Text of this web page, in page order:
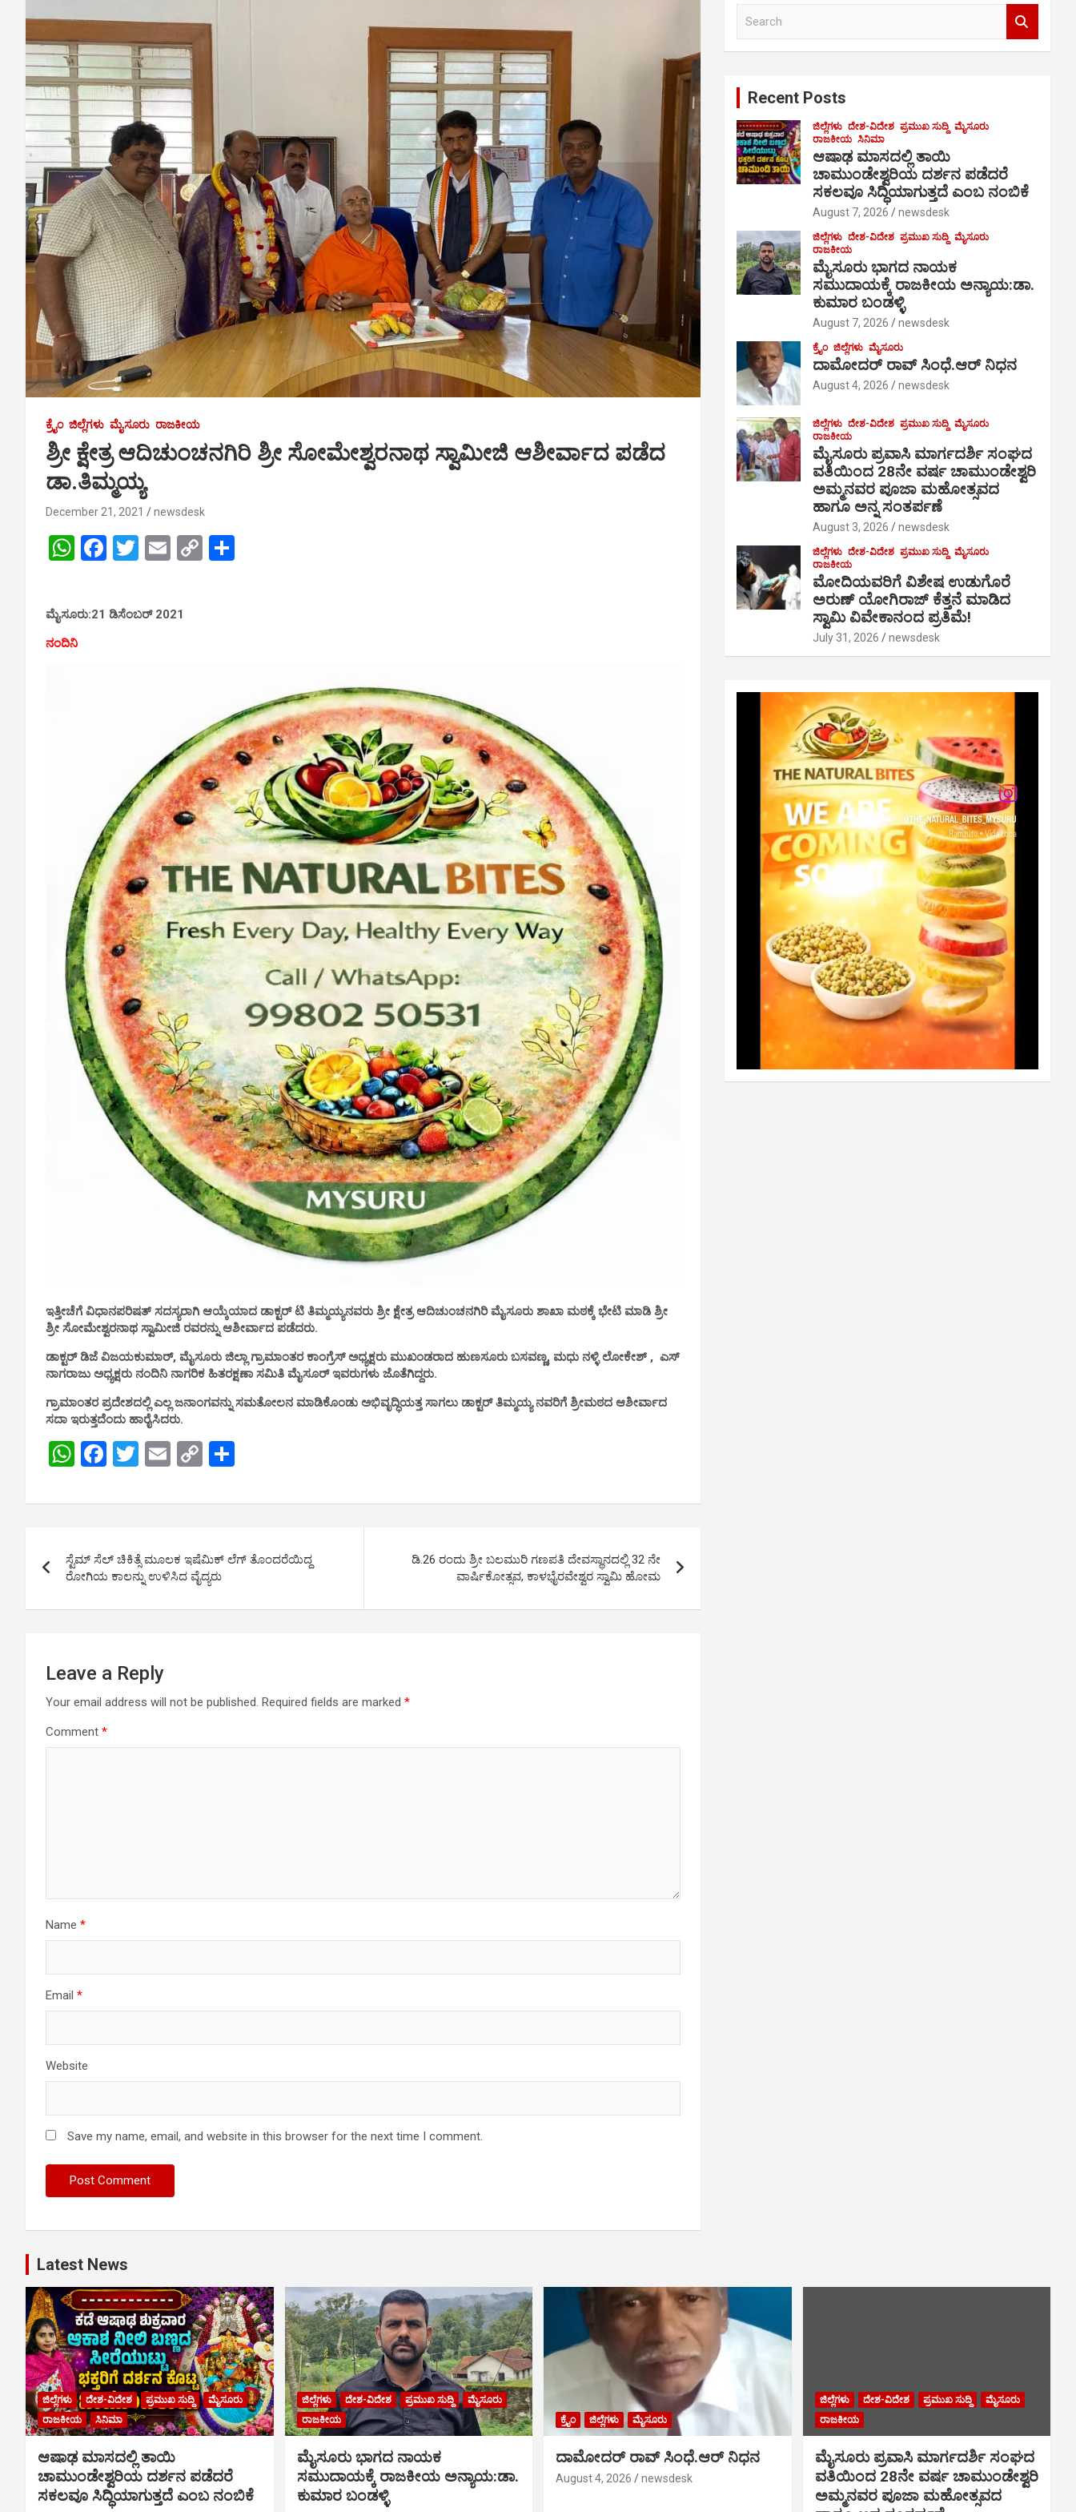
ಕ್ರೈಂ ಜಿಲ್ಲೆಗಳು ಮೈಸೂರು ರಾಜಕೀಯ
ಶ್ರೀ ಕ್ಷೇತ್ರ ಆದಿಚುಂಚನಗಿರಿ ಶ್ರೀ ಸೋಮೇಶ್ವರನಾಥ ಸ್ವಾಮೀಜಿ ಆಶೀರ್ವಾದ ಪಡೆದ
ಡಾ.ತಿಮ್ಮಯ್ಯ
December 21, 2021 newsdesk
W
s
A
F
b
T
er
E
C
ಮೈಸೂರು:21 ಡಿಸೆಂಬರ್ 2021
ನಂದಿನಿ
ಇತ್ತೀಚೆಗೆ ವಿಧಾನಪರಿಷತ್ ಸದಸ್ಯರಾಗಿ ಆಯ್ಕೆಯಾದ ಡಾಕ್ಟರ್ ಟಿ ತಿಮ್ಮಯ್ಯನವರು ಶ್ರೀ ಕ್ಷೇತ್ರ ಆದಿಚುಂಚನಗಿರಿ ಮೈಸೂರು ಶಾಖಾ ಮಠಕ್ಕೆ ಭೇಟಿ ಮಾಡಿ ಶ್ರೀ
ಶ್ರೀ ಸೋಮೇಶ್ವರನಾಥ ಸ್ವಾಮೀಜಿ ರವರನ್ನು ಆಶೀರ್ವಾದ ಪಡೆದರು.
ಡಾಕ್ಟರ್ ಡಿಜೆ ವಿಜಯಕುಮಾರ್, ಮೈಸೂರು ಜಿಲ್ಲಾ ಗ್ರಾಮಾಂತರ ಕಾಂಗ್ರೆಸ್ ಅಧ್ಯಕ್ಷರು ಮುಖಂಡರಾದ ಹುಣಸೂರು ಬಸವಣ್ಣ, ಮಧು ನಳ್ಳಿ ಲೋಕೇಶ್ , ಎಸ್
ನಾಗರಾಜು ಅಧ್ಯಕ್ಷರು ನಂದಿನಿ ನಾಗರಿಕ ಹಿತರಕ್ಷಣಾ ಸಮಿತಿ ಮೈಸೂರ್ ಇವರುಗಳು ಜೊತೆಗಿದ್ದರು.
ಗ್ರಾಮಾಂತರ ಪ್ರದೇಶದಲ್ಲಿ ಎಲ್ಲ ಜನಾಂಗವನ್ನು ಸಮತೋಲನ ಮಾಡಿಕೊಂಡು ಅಭಿವೃದ್ಧಿಯತ್ತ ಸಾಗಲು ಡಾಕ್ಟರ್ ತಿಮ್ಮಯ್ಯ ನವರಿಗೆ ಶ್ರೀಮಠದ ಆಶೀರ್ವಾದ
ಸದಾ ಇರುತ್ತದೆಂದು ಹಾರೈಸಿದರು.
W
at
A
p
p
F
ce
o
o
k
T
tt
E
ail
C
py
n
k
ar
navigation
ಸ್ಟೆಮ್ ಸೆಲ್ ಚಿಕಿತ್ಸೆ ಮೂಲಕ ಇಷೆಮಿಕ್ ಲೆಗ್ ತೊಂದರೆಯಿದ್ದ
ರೋಗಿಯ ಕಾಲನ್ನು ಉಳಿಸಿದ ವೈದ್ಯರು
ಡಿ.26 ರಂದು ಶ್ರೀ ಬಲಮುರಿ ಗಣಪತಿ ದೇವಸ್ಥಾನದಲ್ಲಿ 32 ನೇ
ವಾರ್ಷಿಕೋತ್ಸವ, ಕಾಳಭೈರವೇಶ್ವರ ಸ್ವಾಮಿ ಹೋಮ
Leave a Reply
Your email address will not be published. Required fields are marked *
Comment *
Name *
Email *
Website
Save my name, email, and website in this browser for the next time I comment.
Recent Posts
ಜಿಲ್ಲೆಗಳು ದೇಶ-ವಿದೇಶ ಪ್ರಮುಖ ಸುದ್ದಿ ಮೈಸೂರು
ರಾಜಕೀಯ ಸಿನಿಮಾ
ಆಷಾಢ ಮಾಸದಲ್ಲಿ ತಾಯಿ
ಚಾಮುಂಡೇಶ್ವರಿಯ ದರ್ಶನ ಪಡೆದರೆ
ಸಕಲವೂ ಸಿದ್ಧಿಯಾಗುತ್ತದೆ ಎಂಬ ನಂಬಿಕೆ
August 7, 2026 newsdesk
ಜಿಲ್ಲೆಗಳು ದೇಶ-ವಿದೇಶ ಪ್ರಮುಖ ಸುದ್ದಿ ಮೈಸೂರು
ರಾಜಕೀಯ
ಮೈಸೂರು ಭಾಗದ ನಾಯಕ
ಸಮುದಾಯಕ್ಕೆ ರಾಜಕೀಯ ಅನ್ಯಾಯ:ಡಾ.
ಕುಮಾರ ಬಂಡಳ್ಳಿ
August 7, 2026 newsdesk
ಕ್ರೈಂ ಜಿಲ್ಲೆಗಳು ಮೈಸೂರು
ದಾಮೋದರ್ ರಾವ್ ಸಿಂಧೆ.ಆರ್ ನಿಧನ
August 4, 2026 newsdesk
ಜಿಲ್ಲೆಗಳು ದೇಶ-ವಿದೇಶ ಪ್ರಮುಖ ಸುದ್ದಿ ಮೈಸೂರು
ರಾಜಕೀಯ
ಮೈಸೂರು ಪ್ರವಾಸಿ ಮಾರ್ಗದರ್ಶಿ ಸಂಘದ
ವತಿಯಿಂದ 28ನೇ ವರ್ಷ ಚಾಮುಂಡೇಶ್ವರಿ
ಅಮ್ಮನವರ ಪೂಜಾ ಮಹೋತ್ಸವದ
ಹಾಗೂ ಅನ್ನ ಸಂತರ್ಪಣೆ
August 3, 2026 newsdesk
ಜಿಲ್ಲೆಗಳು ದೇಶ-ವಿದೇಶ ಪ್ರಮುಖ ಸುದ್ದಿ ಮೈಸೂರು
ರಾಜಕೀಯ
ಮೋದಿಯವರಿಗೆ ವಿಶೇಷ ಉಡುಗೊರೆ
ಅರುಣ್ ಯೋಗಿರಾಜ್ ಕೆತ್ತನೆ ಮಾಡಿದ
ಸ್ವಾಮಿ ವಿವೇಕಾನಂದ ಪ್ರತಿಮೆ!
July 31, 2026 newsdesk
Latest News
ಜಿಲ್ಲೆಗಳು ದೇಶ-ವಿದೇಶ ಪ್ರಮುಖ ಸುದ್ದಿ
ಮೈಸೂರು
ರಾಜಕೀಯ
ಸಿನಿಮಾ
ಆಷಾಢ ಮಾಸದಲ್ಲಿ ತಾಯಿ
ಚಾಮುಂಡೇಶ್ವರಿಯ ದರ್ಶನ ಪಡೆದರೆ
ಸಕಲವೂ ಸಿದ್ಧಿಯಾಗುತ್ತದೆ ಎಂಬ ನಂಬಿಕೆ
ಜಿಲ್ಲೆಗಳು ದೇಶ-ವಿದೇಶ ಪ್ರಮುಖ ಸುದ್ದಿ
ಮೈಸೂರು
ರಾಜಕೀಯ
ಮೈಸೂರು ಭಾಗದ ನಾಯಕ
ಸಮುದಾಯಕ್ಕೆ ರಾಜಕೀಯ ಅನ್ಯಾಯ:ಡಾ.
ಕುಮಾರ ಬಂಡಳ್ಳಿ
ಕ್ರೈಂ ಜಿಲ್ಲೆಗಳು ಮೈಸೂರು
ದಾಮೋದರ್ ರಾವ್ ಸಿಂಧೆ.ಆರ್ ನಿಧನ
August 4, 2026 newsdesk
ಜಿಲ್ಲೆಗಳು ದೇಶ-ವಿದೇಶ ಪ್ರಮುಖ ಸುದ್ದಿ
ಮೈಸೂರು
ರಾಜಕೀಯ
ಮೈಸೂರು ಪ್ರವಾಸಿ ಮಾರ್ಗದರ್ಶಿ ಸಂಘದ
ವತಿಯಿಂದ 28ನೇ ವರ್ಷ ಚಾಮುಂಡೇಶ್ವರಿ
ಅಮ್ಮನವರ ಪೂಜಾ ಮಹೋತ್ಸವದ